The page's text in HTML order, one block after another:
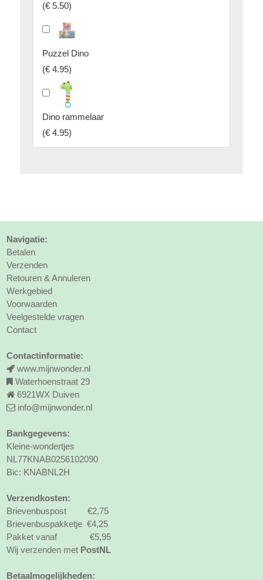
(€ 5.50)
Puzzel Dino
(€ 4.95)
Dino rammelaar
(€ 4.95)
Navigatie:
Betalen
Verzenden
Retouren & Annuleren
Werkgebied
Voorwaarden
Veelgestelde vragen
Contact
Contactinformatie:
www.mijnwonder.nl
Waterhoenstraat 29
6921WX Duiven
info@mijnwonder.nl
Bankgegevens:
Kleine-wondertjes
NL77KNAB0256102090
Bic: KNABNL2H
Verzendkosten:
Brievenbuspost €2,75
Brievenbuspakketje €4,25
Pakket vanaf €5,95
Wij verzenden met PostNL
Betaalmogelijkheden: